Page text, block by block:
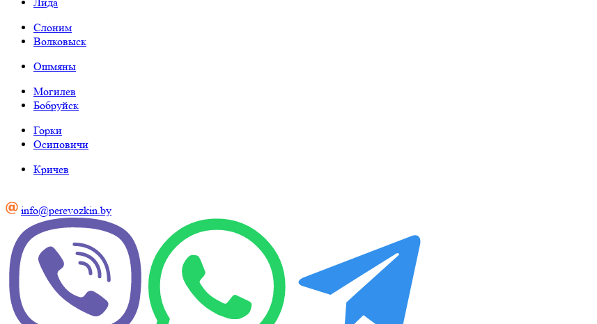
Слоним
Волковыск
Ошмяны
Могилев
Бобруйск
Горки
Осиповичи
Кричев
info@perevozkin.by